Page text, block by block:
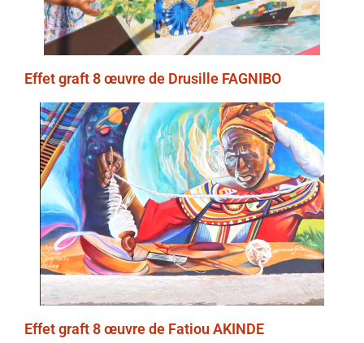
Effet graft 8 œuvre de Drusille FAGNIBO
Effet graft 8 œuvre de Fatiou AKINDE